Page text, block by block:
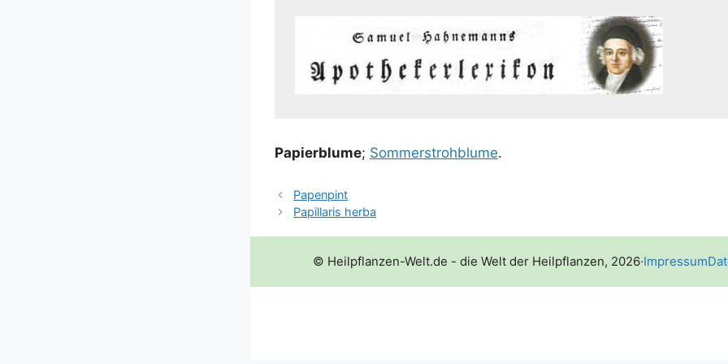
Papier­blu­me; Som­mer­stroh­blu­me.
Papenpint
Papillaris herba
© Heilpflanzen-Welt.de - die Welt der Heilpflanzen, 2026·Impressum